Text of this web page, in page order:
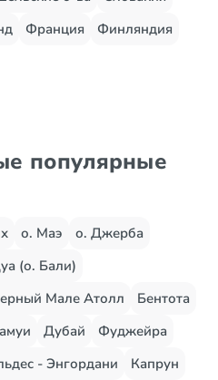
Франция
Финляндия
популярные
о. Маэ
о. Джерба
(о. Бали)
Мале Атолл
Бентота
Дубай
Фуджейра
- Энгордани
Капрун